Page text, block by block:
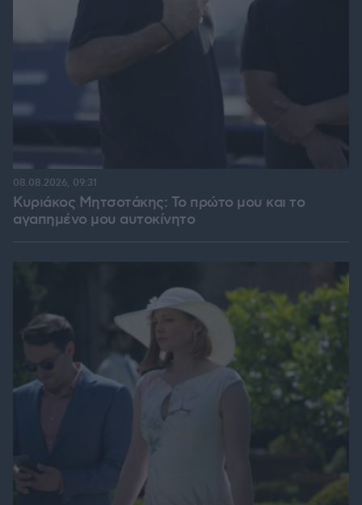
Κυριάκος Μητσοτάκης: Το πρώτο μου και το
αγαπημένο μου αυτοκίνητο
08.08.2026, 09:31